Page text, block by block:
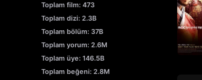
Toplam film: 473
Toplam dizi: 2.3B
Toplam bölüm: 37B
Toplam yorum: 2.6M
Toplam üye: 146.5B
Toplam beğeni: 2.8M